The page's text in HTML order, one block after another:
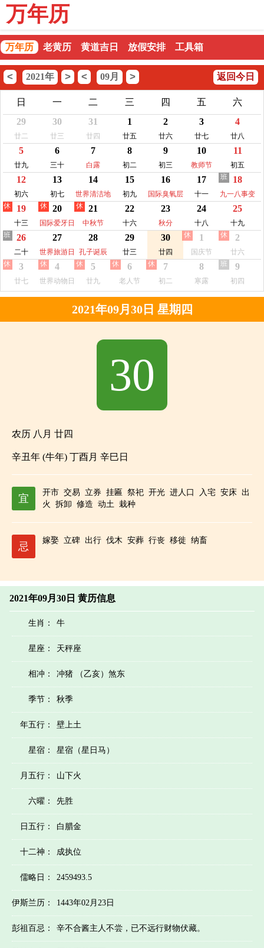
万年历
万年历 老黄历 黄道吉日 放假安排 工具箱
< 2021年 > < 09月 > 返回今日
日 一 二 三 四 五
六
29
廿二
30
廿三
31
廿四
1
廿五
2
廿六
3
廿七
4
廿八
5
廿九
6
三十
7
白露
8
初二
9
初三
10
教师节
11
初五
12
初六
13
初七
14
世界清洁地
球日
15
初九
16
国际臭氧层
保护日
17
十一
18
九一八事变
纪念日
班
19
十三
休 20
国际爱牙日
休 21
中秋节
休 22
十六
23
秋分
24
十八
25
十九
26
二十
班 27
世界旅游日
28
孔子诞辰
29
廿三
30
廿四
1
国庆节
休 2
廿六
休
3
廿七
休 4
世界动物日
休 5
廿九
休 6
老人节
休 7
初二
休 8
寒露
9
初四
班
2021年09月30日 星期四
30
农历 八月 廿四
辛丑年 (牛年) 丁酉月 辛巳日
宜
开市 交易 立券 挂匾 祭祀 开光 进人口 入宅 安床 出
火
拆卸 修造 动土 栽种
忌
嫁娶 立碑 出行 伐木 安葬 行丧 移徙 纳畜
2021年09月30日 黄历信息
生肖： 牛
星座： 天秤座
相冲： 冲猪 （乙亥）煞东
季节： 秋季
年五行： 壁上土
星宿： 星宿（星日马）
月五行： 山下火
六曜： 先胜
日五行： 白腊金
十二神： 成执位
儒略日： 2459493.5
伊斯兰历： 1443年02月23日
彭祖百忌： 辛不合酱主人不尝，已不远行财物伏藏。